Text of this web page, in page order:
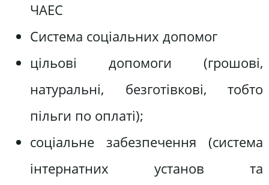
ЧАЕС
Система соціальних допомог
цільові допомоги (грошові,
натуральні, безготівкові, тобто
пільги по оплаті);
соціальне забезпечення (система
інтернатних установ та